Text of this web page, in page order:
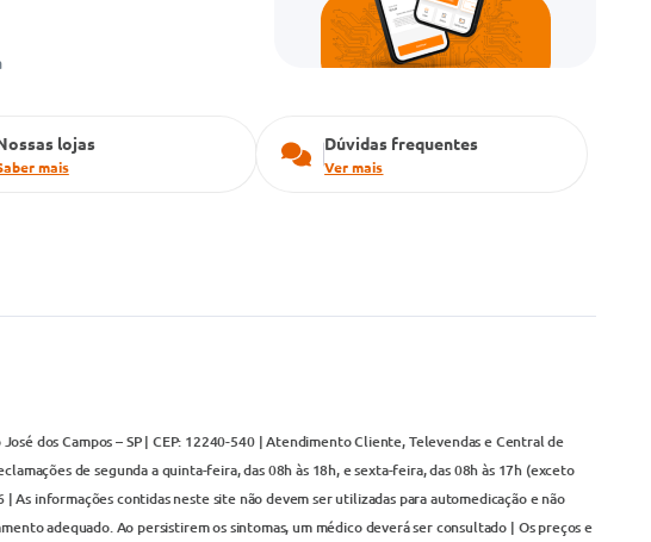
lojas
mais
Dúvidas frequentes
Ver mais
dos Campos – SP | CEP: 12240-540 | Atendimento Cliente, Televendas e Central de
de segunda a quinta-feira, das 08h às 18h, e sexta-feira, das 08h às 17h (exceto
As informações contidas neste site não devem ser utilizadas para automedicação e não
adequado. Ao persistirem os sintomas, um médico deverá ser consultado | Os preços e